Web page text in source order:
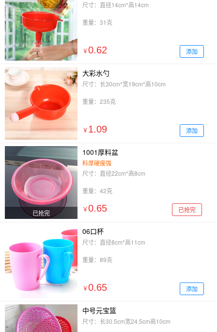
尺寸：直径14cm*高14cm
重量：31克
￥0.62 添加
大彩水勺
尺寸：长30cm*宽19cm*高10cm
重量：235克
￥ 1.09 添加
已抢完
1001厚料盆
料厚硬度强
尺寸：直径22cm*高8cm
重量：42克
￥0.65 已抢完
06口杯
尺寸：直径8cm*高11cm
重量：89克
￥0.65 添加
中号元宝篮
尺寸：长30.5cm宽24.5cm高10cm